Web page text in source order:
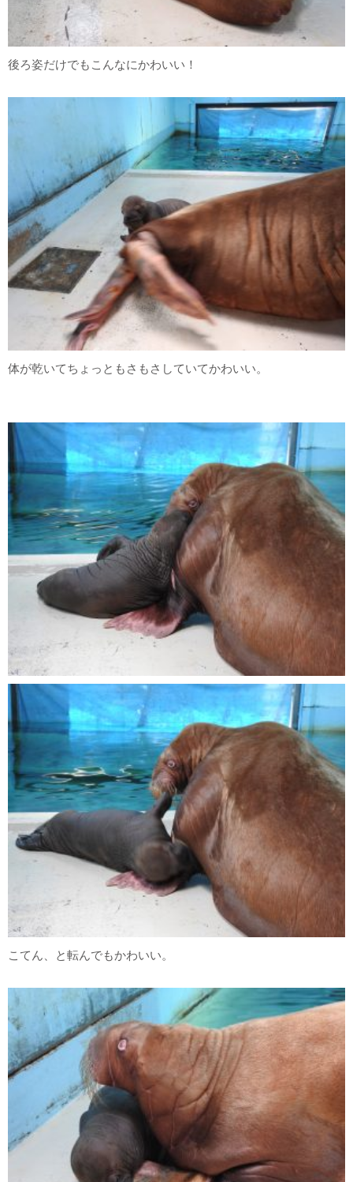
後ろ姿だけでもこんなにかわいい！
体が乾いてちょっともさもさしていてかわいい。
こてん、と転んでもかわいい。